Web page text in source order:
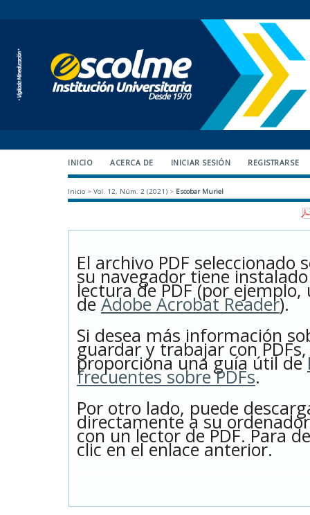
INICIO ACERCA DE INICIAR SESIÓN REGISTRARSE
Inicio > Vol. 12, Núm. 2 (2021) > Escobar Muriel
El archivo PDF seleccionado
su navegador tiene
lectura de PDF (por
deAdobe Acrobat Reader).
Si desea más información
guardar y trabajar con
proporciona una guía útil de
frecuentes sobre PDFs.
Por otro lado, puede
directamente a su
con un lector de PDF. Para
clic en el enlace anterior.